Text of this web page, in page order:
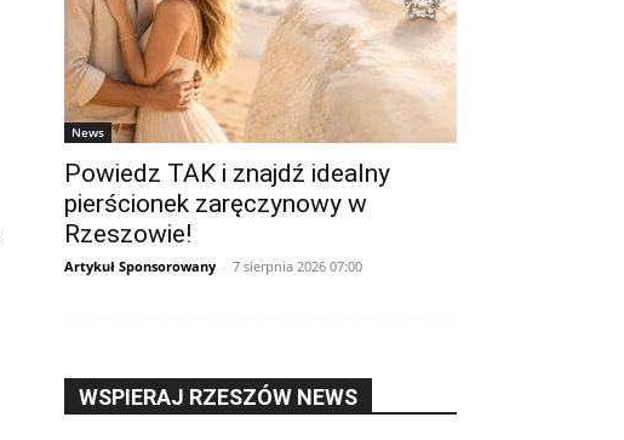
News
Powiedz TAK i znajdź idealny
pierścionek zaręczynowy w
Rzeszowie!
Artykuł Sponsorowany - 7 sierpnia 2026 07:00
WSPIERAJ RZESZÓW NEWS